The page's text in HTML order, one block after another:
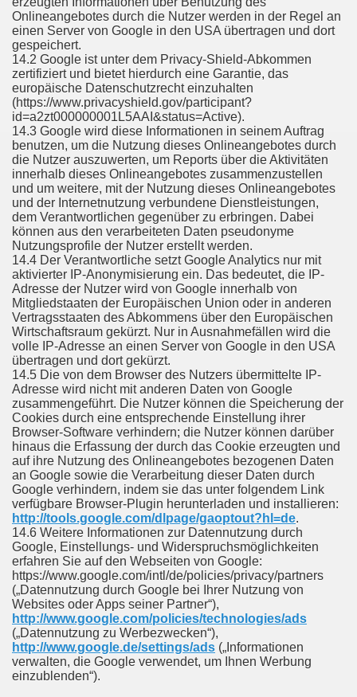
Onlineangebotes durch die Nutzer werden in der Regel an
einen Server von Google in den USA übertragen und dort
gespeichert.
14.2 Google ist unter dem Privacy-Shield-Abkommen
zertifiziert und bietet hierdurch eine Garantie, das
europäische Datenschutzrecht einzuhalten
(https://www.privacyshield.gov/participant?
id=a2zt000000001L5AAI&status=Active).
14.3 Google wird diese Informationen in seinem Auftrag
benutzen, um die Nutzung dieses Onlineangebotes durch
die Nutzer auszuwerten, um Reports über die Aktivitäten
innerhalb dieses Onlineangebotes zusammenzustellen
und um weitere, mit der Nutzung dieses Onlineangebotes
und der Internetnutzung verbundene Dienstleistungen,
dem Verantwortlichen gegenüber zu erbringen. Dabei
können aus den verarbeiteten Daten pseudonyme
Nutzungsprofile der Nutzer erstellt werden.
14.4 Der Verantwortliche setzt Google Analytics nur mit
aktivierter IP-Anonymisierung ein. Das bedeutet, die IP-
Adresse der Nutzer wird von Google innerhalb von
Mitgliedstaaten der Europäischen Union oder in anderen
Vertragsstaaten des Abkommens über den Europäischen
Wirtschaftsraum gekürzt. Nur in Ausnahmefällen wird die
volle IP-Adresse an einen Server von Google in den USA
übertragen und dort gekürzt.
14.5 Die von dem Browser des Nutzers übermittelte IP-
Adresse wird nicht mit anderen Daten von Google
zusammengeführt. Die Nutzer können die Speicherung der
Cookies durch eine entsprechende Einstellung ihrer
Browser-Software verhindern; die Nutzer können darüber
hinaus die Erfassung der durch das Cookie erzeugten und
auf ihre Nutzung des Onlineangebotes bezogenen Daten
an Google sowie die Verarbeitung dieser Daten durch
Google verhindern, indem sie das unter folgendem Link
verfügbare Browser-Plugin herunterladen und installieren:
http://tools.google.com/dlpage/gaoptout?hl=de.
14.6 Weitere Informationen zur Datennutzung durch
Google, Einstellungs- und Widerspruchsmöglichkeiten
erfahren Sie auf den Webseiten von Google:
https://www.google.com/intl/de/policies/privacy/partners
(„Datennutzung durch Google bei Ihrer Nutzung von
Websites oder Apps seiner Partner“),
http://www.google.com/policies/technologies/ads
(„Datennutzung zu Werbezwecken“),
http://www.google.de/settings/ads („Informationen
verwalten, die Google verwendet, um Ihnen Werbung
einzublenden“).